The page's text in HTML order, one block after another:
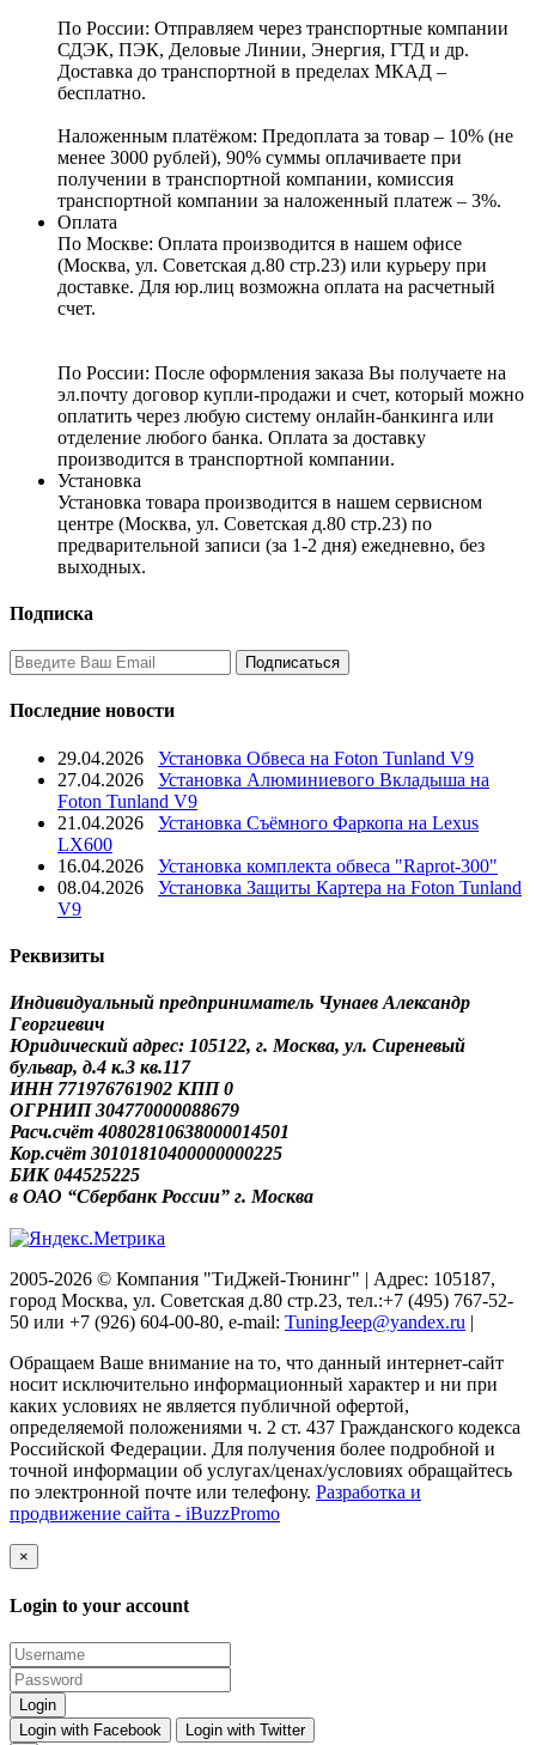
По России: Отправляем через транспортные компании
СДЭК, ПЭК, Деловые Линии, Энергия, ГТД и др.
Доставка до транспортной в пределах МКАД –
бесплатно.
Наложенным платёжом: Предоплата за товар – 10% (не
менее 3000 рублей), 90% суммы оплачиваете при
получении в транспортной компании, комиссия
транспортной компании за наложенный платеж – 3%.
Оплата
По Москве: Оплата производится в нашем офисе
(Москва, ул. Советская д.80 стр.23) или курьеру при
доставке. Для юр.лиц возможна оплата на расчетный
счет.
По России: После оформления заказа Вы получаете на
эл.почту договор купли-продажи и счет, который можно
оплатить через любую систему онлайн-банкинга или
отделение любого банка. Оплата за доставку
производится в транспортной компании.
Установка
Установка товара производится в нашем сервисном
центре (Москва, ул. Советская д.80 стр.23) по
предварительной записи (за 1-2 дня) ежедневно, без
выходных.
Подписка
Последние новости
29.04.2026
Установка Обвеса на Foton Tunland V9
27.04.2026
Установка Алюминиевого Вкладыша на
Foton Tunland V9
21.04.2026
Установка Съёмного Фаркопа на Lexus
LX600
16.04.2026
Установка комплекта обвеса "Raprot-300"
08.04.2026
Установка Защиты Картера на Foton Tunland
V9
Реквизиты
Индивидуальный предприниматель Чунаев Александр
Георгиевич
Юридический адрес: 105122, г. Москва, ул. Сиреневый
бульвар, д.4 к.3 кв.117
ИНН 771976761902 КПП 0
ОГРНИП 304770000088679
Расч.счёт 40802810638000014501
Кор.счёт 30101810400000000225
БИК 044525225
в ОАО “Сбербанк России” г. Москва
2005-2026 © Компания "ТиДжей-Тюнинг" | Адрес: 105187,
город Москва, ул. Советская д.80 стр.23, тел.:+7 (495) 767-52-
50 или +7 (926) 604-00-80, e-mail: TuningJeep@yandex.ru |
Обращаем Ваше внимание на то, что данный интернет-сайт
носит исключительно информационный характер и ни при
каких условиях не является публичной офертой,
определяемой положениями ч. 2 ст. 437 Гражданского кодекса
Российской Федерации. Для получения более подробной и
точной информации об услугах/ценах/условиях обращайтесь
по электронной почте или телефону. Разработка и
продвижение сайта - iBuzzPromo
×
Login to your account
Login with Facebook
Login with Twitter